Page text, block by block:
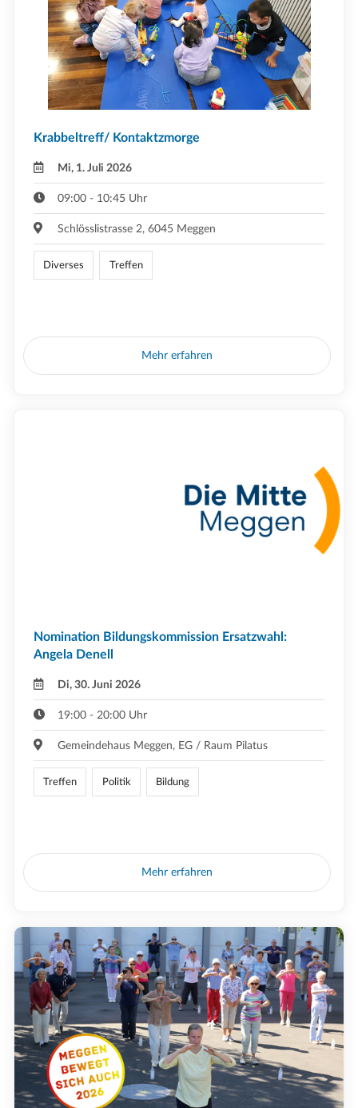
Krabbeltreff/ Kontaktzmorge
Mi, 1. Juli 2026
09:00 - 10:45 Uhr
Schlösslistrasse 2, 6045 Meggen
Diverses Treffen
Mehr erfahren
Nomination Bildungskommission Ersatzwahl:
Angela Denell
Di, 30. Juni 2026
19:00 - 20:00 Uhr
Gemeindehaus Meggen, EG / Raum Pilatus
Treffen Politik Bildung
Mehr erfahren